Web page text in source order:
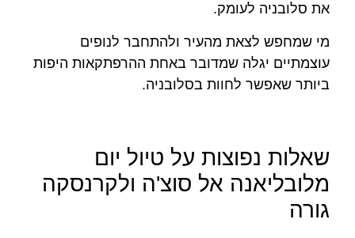
את סלובניה לעומק.
מי שמחפש לצאת מהעיר ולהתחבר לנופים
עוצמתיים יגלה שמדובר באחת ההרפתקאות היפות
ביותר שאפשר לחוות בסלובניה.
שאלות נפוצות על טיול יום
מלובליאנה אל סוצ'ה ולקרנסקה
גורה